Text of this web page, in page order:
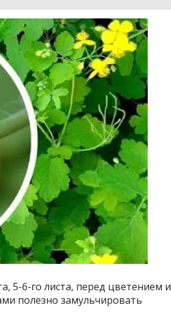
5-6-го листа, перед цветением и
полезно замульчировать